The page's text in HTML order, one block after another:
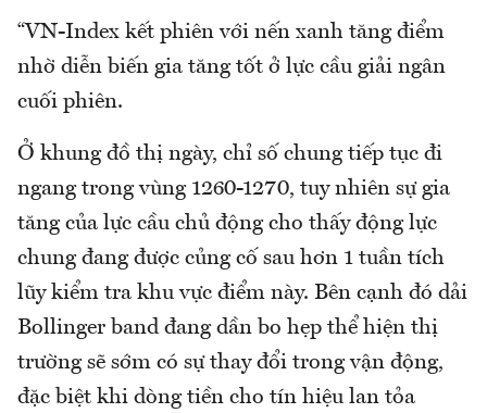
“VN-Index kết phiên với nến xanh tăng điểm
nhờ diễn biến gia tăng tốt ở lực cầu giải ngân
cuối phiên.
Ở khung đồ thị ngày, chỉ số chung tiếp tục đi
ngang trong vùng 1260-1270, tuy nhiên sự gia
tăng của lực cầu chủ động cho thấy động lực
chung đang được củng cố sau hơn 1 tuần tích
lũy kiểm tra khu vực điểm này. Bên cạnh đó dải
Bollinger band đang dần bo hẹp thể hiện thị
trường sẽ sớm có sự thay đổi trong vận động,
đặc biệt khi dòng tiền cho tín hiệu lan tỏa